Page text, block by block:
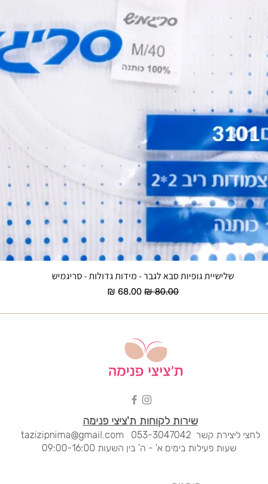
תצוגה מהירה
שלישיית גופיות סבא לגבר - מידות גדולות - סריגמיש
מחיר רגילמחיר מבצע
שירות לקוחות ת'ציצי פנימה
לחצי ליצירת קשר
tazizipnima@gmail.com
שעות פעילות בימים א' - ה' בין השעות 09:00-16:00